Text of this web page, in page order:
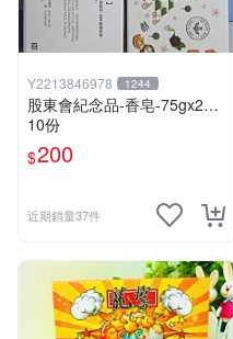
Y2213846978 1244
股東會紀念品-香皂-75gx2…
10份
$200
近期銷量37件